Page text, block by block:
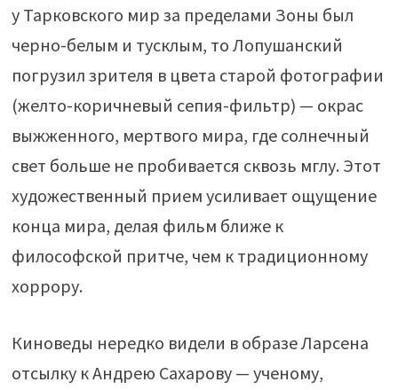
у Тарковского мир за пределами Зоны был
черно-белым и тусклым, то Лопушанский
погрузил зрителя в цвета старой фотографии
(желто-коричневый сепия-фильтр) — окрас
выжженного, мертвого мира, где солнечный
свет больше не пробивается сквозь мглу. Этот
художественный прием усиливает ощущение
конца мира, делая фильм ближе к
философской притче, чем к традиционному
хоррору.
Киноведы нередко видели в образе Ларсена
отсылку к Андрею Сахарову — ученому,